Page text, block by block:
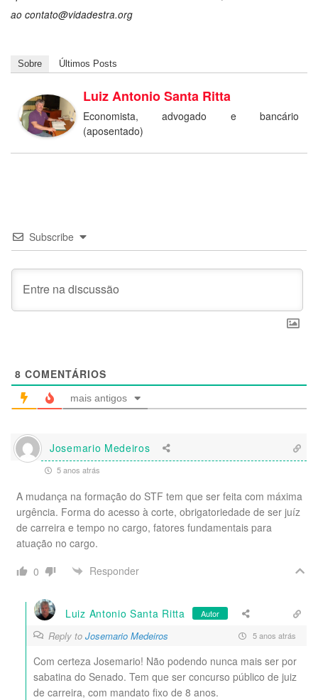
ao contato@vidadestra.org
Sobre Últimos Posts
Luiz Antonio Santa Ritta
Economista, advogado e bancário
(aposentado)
Subscribe
8 COMENTÁRIOS
mais antigos
Josemario Medeiros
5 anos atrás
A mudança na formação do STF tem que ser feita com máxima
urgência. Forma do acesso à corte, obrigatoriedade de ser juíz
de carreira e tempo no cargo, fatores fundamentais para
atuação no cargo.
0
Responder
Luiz Antonio Santa Ritta Autor
Reply to Josemario Medeiros 5 anos atrás
Com certeza Josemario! Não podendo nunca mais ser por
sabatina do Senado. Tem que ser concurso público de juiz
de carreira, com mandato fixo de 8 anos.